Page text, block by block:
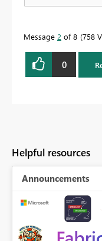
Message 2 of 8 758
0
Helpful resources
Announcements